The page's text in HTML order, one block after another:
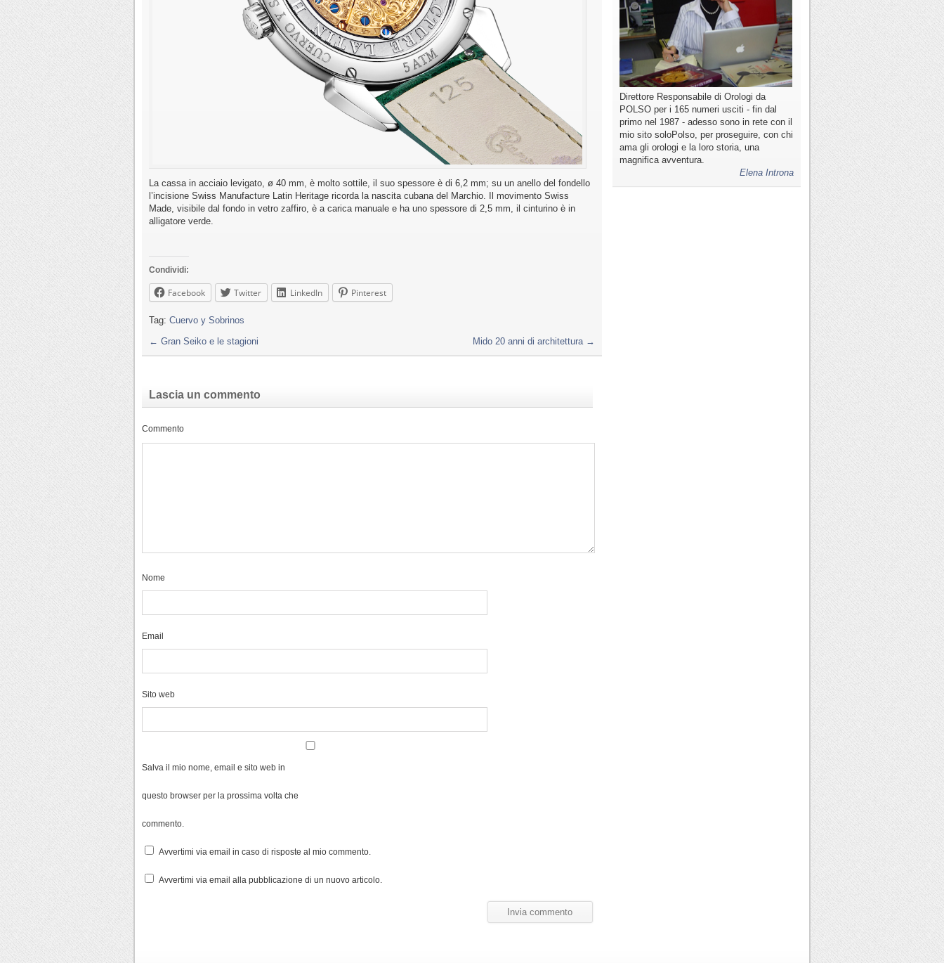
La cassa in acciaio levigato, ø 40 mm, è molto sottile, il suo spessore è di 6,2 mm; su un anello del fondello
l’incisione Swiss Manufacture Latin Heritage ricorda la nascita cubana del Marchio. Il movimento Swiss
Made, visibile dal fondo in vetro zaffiro, è a carica manuale e ha uno spessore di 2,5 mm, il cinturino è in
alligatore verde.
Condividi:
Facebook Twitter LinkedIn Pinterest
Tag: Cuervo y Sobrinos
← Gran Seiko e le stagioni Mido 20 anni di architettura →
Lascia un commento
Commento
Nome
Email
Sito web
Salva il mio nome, email e sito web in
questo browser per la prossima volta che
commento.
Avvertimi via email in caso di risposte al mio commento.
Avvertimi via email alla pubblicazione di un nuovo articolo.
Direttore Responsabile di Orologi da
POLSO per i 165 numeri usciti - fin dal
primo nel 1987 - adesso sono in rete con il
mio sito soloPolso, per proseguire, con chi
ama gli orologi e la loro storia, una
magnifica avventura.
Elena Introna